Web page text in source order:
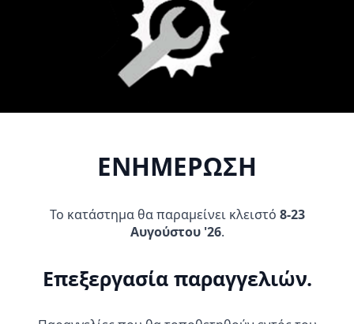
Προσθήκη Στο
price
was:
8,50 €.
τρέχουσα
τιμή
είναι:
6,80 €.
Προσθήκη Στο
Kάλυμμα Mοτό Nordcode
AFAM KIT ΑΛΥΣΙΔΟΓΡΑΝΑΖΑ
31,95€
ΕΝΗΜΕΡΩΣΗ
Το κατάστημα θα παραμείνει κλειστό 8-23
Αυγούστου '26.
Επεξεργασία παραγγελιών.